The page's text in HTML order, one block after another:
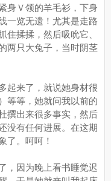
身Ｖ领的羊毛衫，下身
一览无遗！尤其是走路
住揉揉，然后吸吮它、
两只大兔子，当时阴茎
来了，就说她身材很
等等，她就问我以前的
撰出来很多事实，然后
没有任何进展。在这期
了。呵呵！
因为晚上看书睡觉迟